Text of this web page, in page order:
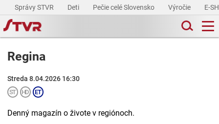
Správy STVR Deti Pečie celé Slovensko Výročie E-
Regina
Streda 8.04.2026 16:30
Denný magazín o živote v regiónoch.